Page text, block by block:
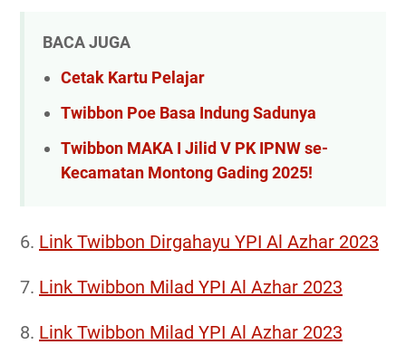
BACA JUGA
Cetak Kartu Pelajar
Twibbon Poe Basa Indung Sadunya
Twibbon MAKA I Jilid V PK IPNW se-
Kecamatan Montong Gading 2025!
6. Link Twibbon Dirgahayu YPI Al Azhar 2023
7. Link Twibbon Milad YPI Al Azhar 2023
8. Link Twibbon Milad YPI Al Azhar 2023